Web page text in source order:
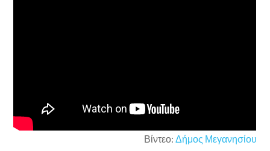
Βίντεο: Δήμος Μεγανησίου